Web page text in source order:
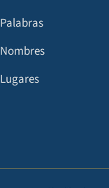
Palabras
Nombres
Lugares